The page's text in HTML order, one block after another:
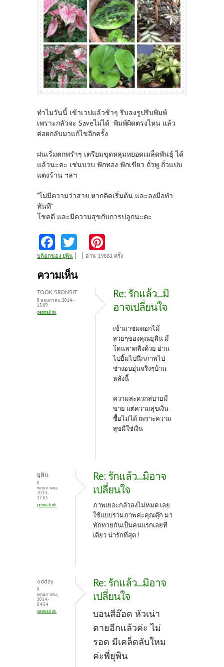
ทำไมวันนี้ เข้าเวปแล้วช้าๆ รีบลงรูปรีบพิมพ์
เพราะกลัวจะ Saveไม่ได้ พิมพ์ผิดตรงไหน แล้ว
ค่อยกลับมาแก้ไขอีกครั้ง
ฝนเริ่มตกพรำๆ เตรียมขุดหลุมหยอดเมล็ดพันธุ์ ได้
แล้วนะคะ เช่นบวบ ฟักทอง ฟักเขียว ถั่วพู ถั่วแปบ
แตงร้าน ฯลฯ
"ไม่มีความว่าสาย หากคิดเริ่มต้น และลงมือทำ
ทันที"
โชคดี และมีความสุขกับการปลูกนะคะ
Fa
ce
b
o
o
k
w
itt
er
nt
es
t
บล็อกของ ยุพิน อ่าน 19881 ครั้ง
ความเห็น
TOOK SRONSIT
8 พฤษภาคม, 2014 -
15:09
permalink
Re: รักแล้ว...มิ
อาจเปลี่ยนใจ
เข้ามาชมดอกไม้
สวยๆของคุณยุพิน มี
โดนพาดพิงด้วย อ่าน
ไปยิ้มไปนึกภาพไป
ช่างอบอุ่นจริงๆบ้าน
หลังนี้
ความสะดวกสบายมี
ขาย แต่ความสุขเงิน
ซื้อไม่ได้ เพราะความ
สุขมิใช่เงิน
ยุพิน
8
พฤษภาคม,
2014 -
17:03
permalink
Re: รักแล้ว...มิอาจ
เปลี่ยนใจ
ภาพเยอะกลัวลงไม่หมด เลย
ใช้แบบรวมภาพค่ะคุณตุ๊ก มา
ทักทายกันเป็นคนแรกเลยที
เดียว น่ารักที่สุด !
oddzy
9
พฤษภาคม,
2014 -
04:34
permalink
Re: รักแล้ว...มิอาจ
เปลี่ยนใจ
บอนสีอ๊อด หัวเน่า
ตายอีกแล้วค่ะ ไม่
รอด มีเคล็ดลับใหม
ค่ะพี่ยุพิน